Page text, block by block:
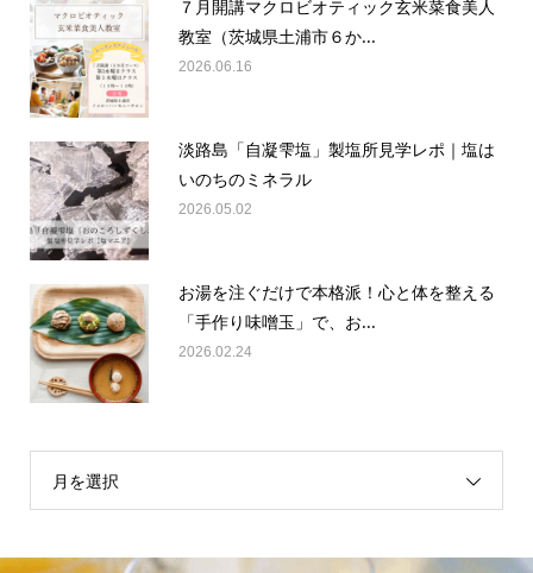
７月開講マクロビオティック玄米菜食美人
教室（茨城県土浦市６か...
2026.06.16
淡路島「自凝雫塩」製塩所見学レポ｜塩は
いのちのミネラル
2026.05.02
お湯を注ぐだけで本格派！心と体を整える
「手作り味噌玉」で、お...
2026.02.24
月を選択